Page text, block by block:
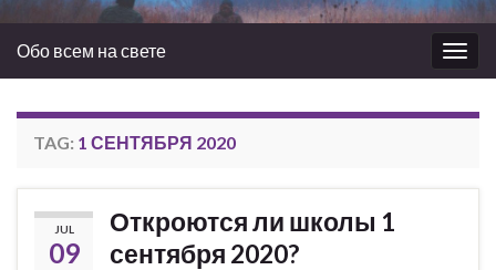
Обо всем на свете
TAG: 1 СЕНТЯБРЯ 2020
JUL
09
Откроются ли школы 1
сентября 2020?